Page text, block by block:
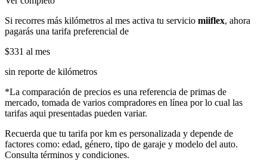
Si recorres más kilómetros al mes activa tu servicio miiflex, ahora
pagarás una tarifa preferencial de
$331 al mes
sin reporte de kilómetros
*La comparación de precios es una referencia de primas de
mercado, tomada de varios compradores en línea por lo cual las
tarifas aqui presentadas pueden variar.
Recuerda que tu tarifa por km es personalizada y depende de
factores como: edad, género, tipo de garaje y modelo del auto.
Consulta términos y condiciones.